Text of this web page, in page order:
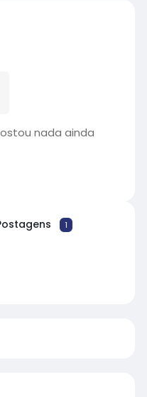
nada ainda
1